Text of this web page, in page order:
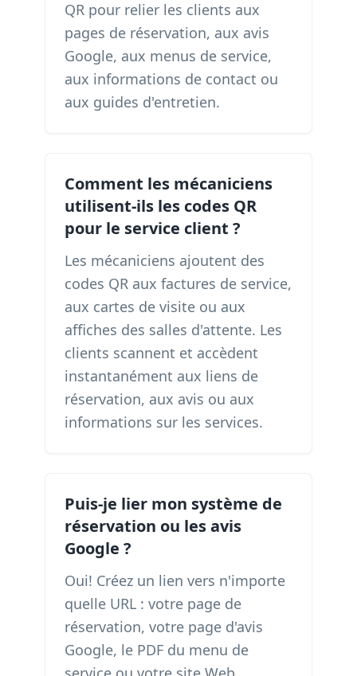
QR pour relier les clients aux
pages de réservation, aux avis
Google, aux menus de service,
aux informations de contact ou
aux guides d'entretien.
Comment les mécaniciens
utilisent-ils les codes QR
pour le service client ?
Les mécaniciens ajoutent des
codes QR aux factures de service,
aux cartes de visite ou aux
affiches des salles d'attente. Les
clients scannent et accèdent
instantanément aux liens de
réservation, aux avis ou aux
informations sur les services.
Puis-je lier mon système de
réservation ou les avis
Google ?
Oui! Créez un lien vers n'importe
quelle URL : votre page de
réservation, votre page d'avis
Google, le PDF du menu de